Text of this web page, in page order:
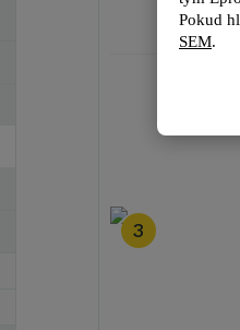
3
Pokud
SEM.